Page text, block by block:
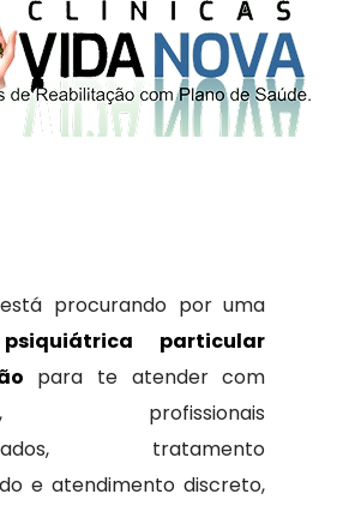
procurando por uma
particular
para te atender com
profissionais
tratamento
e atendimento discreto,